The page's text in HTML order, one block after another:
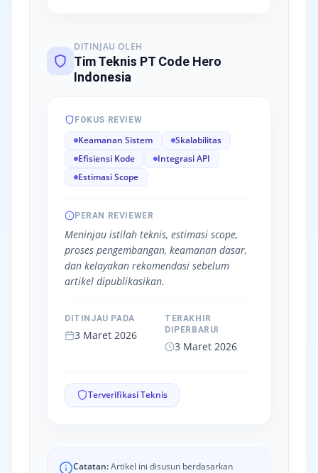
DITINJAU OLEH
Tim Teknis PT Code Hero
Indonesia
FOKUS REVIEW
Keamanan Sistem
Skalabilitas
Efisiensi Kode
Integrasi API
Estimasi Scope
PERAN REVIEWER
Meninjau istilah teknis, estimasi scope,
proses pengembangan, keamanan dasar,
dan kelayakan rekomendasi sebelum
artikel dipublikasikan.
DITINJAU PADA
3 Maret 2026
TERAKHIR
DIPERBARUI
3 Maret 2026
Terverifikasi Teknis
Catatan:Artikel ini disusun berdasarkan